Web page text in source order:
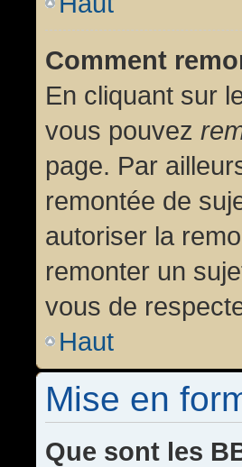
Comment
En cliquant sur
vous pouvez
page. Par
remontée de
autoriser la
remonter un
vous de
Haut
Mise en
Que sont les